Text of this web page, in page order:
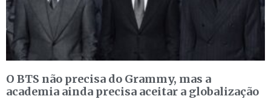
O BTS não precisa do Grammy, mas a
academia ainda precisa aceitar a globalização